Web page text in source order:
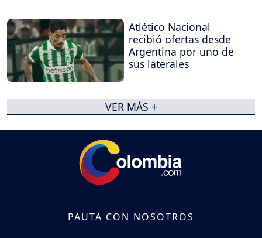
Atlético Nacional
recibió ofertas desde
Argentina por uno de
sus laterales
VER MÁS +
PAUTA CON NOSOTROS